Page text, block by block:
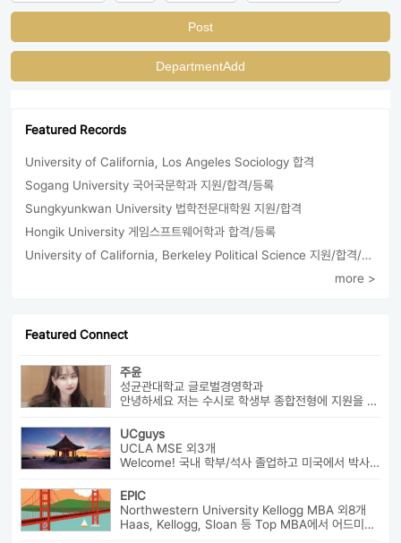
Post
DepartmentAdd
Featured Records
University of California, Los Angeles Sociology 합격
Sogang University 국어국문학과 지원/합격/등록
Sungkyunkwan University 법학전문대학원 지원/합격
Hongik University 게임스프트웨어학과 합격/등록
University of California, Berkeley Political Science 지원/합격/등록
more >
Featured Connect
주윤
성균관대학교 글로벌경영학과
안녕하세요 저는 수시로 학생부 종합전형에 지원을 해 성균관 대학교 글로...
UCguys
UCLA MSE 외3개
Welcome! 국내 학부/석사 졸업하고 미국에서 박사과정 재학중입니다. ...
EPIC
Northwestern University Kellogg MBA 외8개
Haas, Kellogg, Sloan 등 Top MBA에서 어드미션을 받았으며 21년 가을...